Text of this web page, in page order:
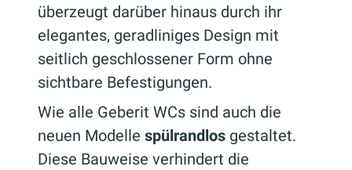
überzeugt darüber hinaus durch ihr
elegantes, geradliniges Design mit
seitlich geschlossener Form ohne
sichtbare Befestigungen.
Wie alle Geberit WCs sind auch die
neuen Modelle spülrandlos gestaltet.
Diese Bauweise verhindert die